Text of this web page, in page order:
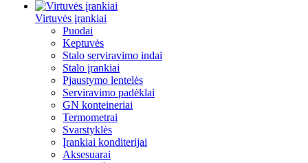
Virtuvės įrankiai
Puodai
Keptuvės
Stalo serviravimo indai
Stalo įrankiai
Pjaustymo lentelės
Serviravimo padėklai
GN konteineriai
Termometrai
Svarstyklės
Įrankiai konditerijai
Aksesuarai